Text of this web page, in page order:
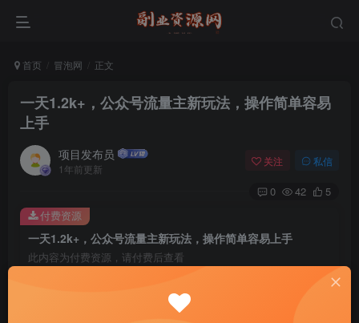
首页 冒泡网 正文
一天1.2k+，公众号流量主新玩法，操作简单容易
上手
项目发布员
1年前更新
关注 私信
0 42 5
一天1.2k+，公众号流量主新玩法，操作简单容易上手
此内容为付费资源，请付费后查看
￥4
付费资源